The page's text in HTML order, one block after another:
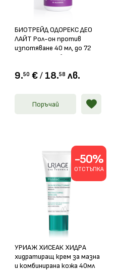
БИОТРЕЙД ОДОРЕКС ДЕО
ЛАЙТ Рол-он против
изпотяване 40 мл, до 72
часа защита, без алкохол
9.50 €/ 18.58 лв.
Поръчай
-50%
ОТСТЪПКА
УРИАЖ ХИСЕАК ХИДРА
хидратиращ крем за мазна
и комбинирана кожа 40мл